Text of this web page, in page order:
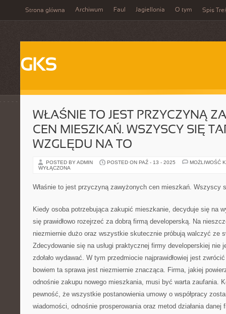
Strona główna Archiwum Faul Jagiellonia O tym Spis
GKS
WŁAŚNIE TO JEST PRZYCZYNĄ
CEN MIESZKAŃ. WSZYSCY SIĘ
WZGLĘDU NA TO
POSTED BY ADMIN POSTED ON PAŹ - 13 - 2025
MOŻLIWOŚĆ
WYŁĄCZONA
Właśnie to jest przyczyną zawyżonych cen mieszkań. Wszyscy
Kiedy osoba potrzebująca zakupić mieszkanie, decyduje się na
się prawidłowo rozejrzeć za dobrą firmą developerską. Na
niezmiernie dużo oraz wszystkie skutecznie próbują walczyć ze
Zdecydowanie się na usługi praktycznej firmy developerskiej nie
zdołało wydawać. W tym przedmiocie najprawidłowiej jest
bowiem ta sprawa jest niezmiernie znacząca. Firma, jakiej
odnośnie zakupu nowego mieszkania, musi być warta zaufania.
pewność, że wszystkie postanowienia umowy o współpracy
wiadomości, odnośnie prosperowania oraz metod działania